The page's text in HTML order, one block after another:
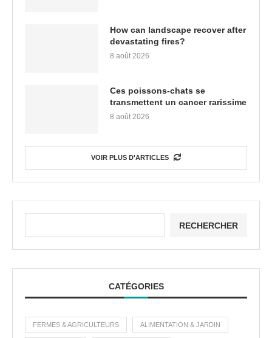
How can landscape recover after
devastating fires?
8 août 2026
Ces poissons-chats se
transmettent un cancer rarissime
8 août 2026
VOIR PLUS D'ARTICLES
RECHERCHER
CATÉGORIES
FERMES & AGRICULTEURS ALIMENTATION & JARDIN